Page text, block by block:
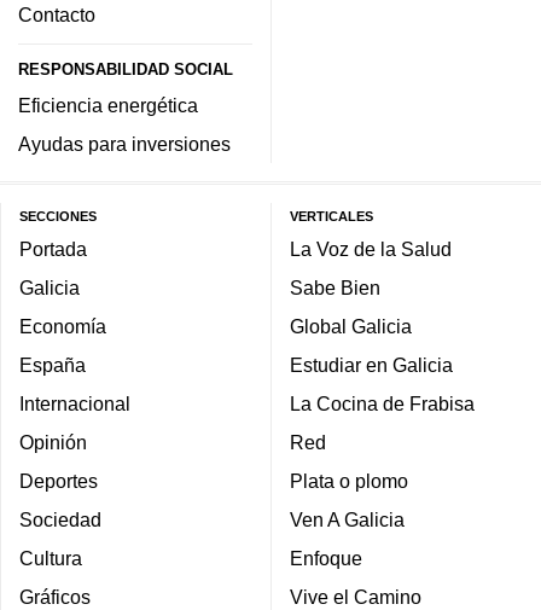
Contacto
RESPONSABILIDAD SOCIAL
Eficiencia energética
Ayudas para inversiones
SECCIONES
Portada
Galicia
Economía
España
Internacional
Opinión
Deportes
Sociedad
Cultura
Gráficos
VERTICALES
La Voz de la Salud
Sabe Bien
Global Galicia
Estudiar en Galicia
La Cocina de Frabisa
Red
Plata o plomo
Ven A Galicia
Enfoque
Vive el Camino